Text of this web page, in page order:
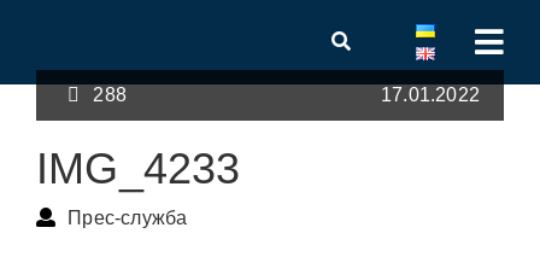
288 17.01.2022
IMG_4233
Прес-служба